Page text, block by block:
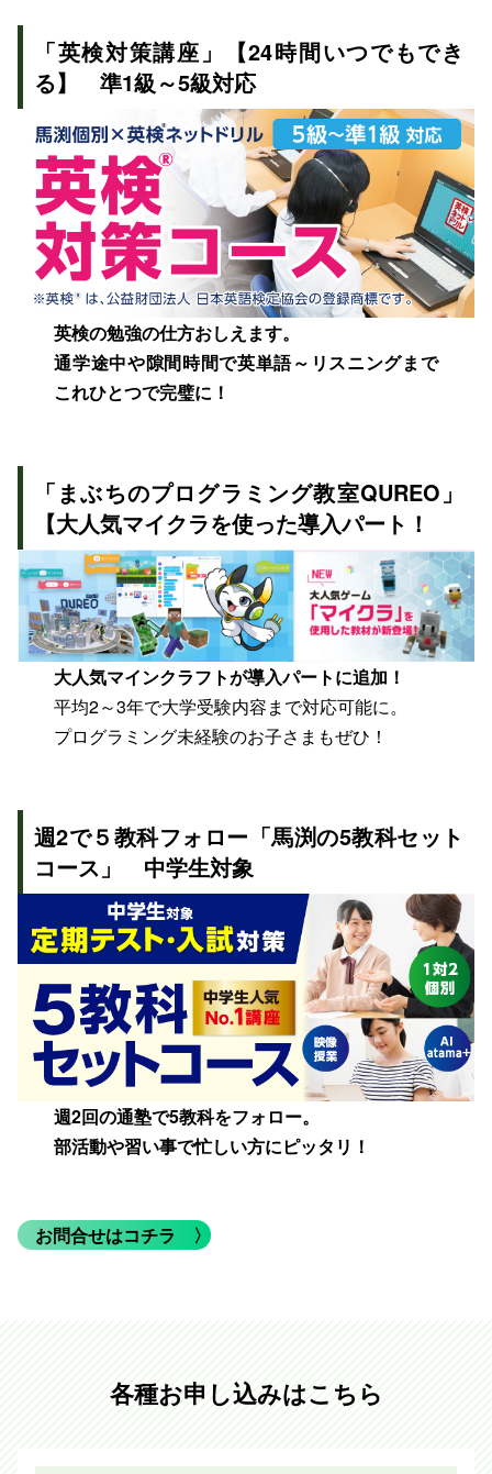
「英検対策講座」【24時間いつでもでき
る】 準1級～5級対応
英検の勉強の仕方おしえます。
通学途中や隙間時間で英単語～リスニングまで
これひとつで完璧に！
「まぶちのプログラミング教室QUREO」
【大人気マイクラを使った導入パート！
大人気マインクラフトが導入パートに追加！
平均2～3年で大学受験内容まで対応可能に。
プログラミング未経験のお子さまもぜひ！
週2で５教科フォロー 「馬渕の5教科セット
コース」 中学生対象
週2回の通塾で5教科をフォロー。
部活動や習い事で忙しい方にピッタリ！
お問合せはコチラ 〉
各種お申し込みはこちら